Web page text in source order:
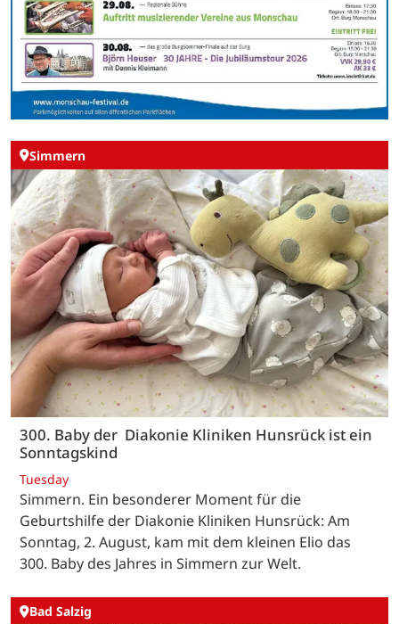
Simmern
300. Baby der Diakonie Kliniken Hunsrück ist ein
Sonntagskind
Tuesday
Simmern. Ein besonderer Moment für die
Geburtshilfe der Diakonie Kliniken Hunsrück: Am
Sonntag, 2. August, kam mit dem kleinen Elio das
300. Baby des Jahres in Simmern zur Welt.
Bad Salzig